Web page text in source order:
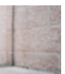
emissioni. Sono